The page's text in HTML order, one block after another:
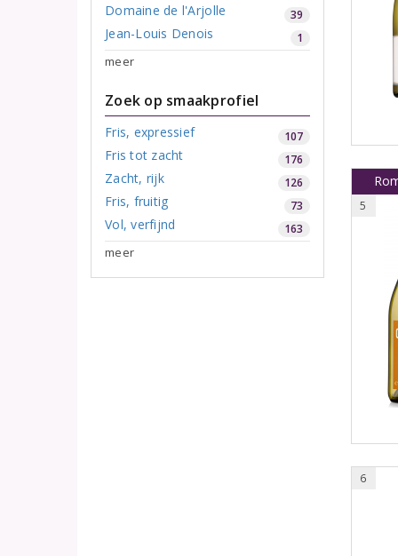
Domaine de l'Arjolle 39
Jean-Louis Denois 1
meer
Zoek op smaakprofiel
Fris, expressief 107
Fris tot zacht 176
Zacht, rijk 126
Fris, fruitig 73
Vol, verfijnd 163
meer
5
6